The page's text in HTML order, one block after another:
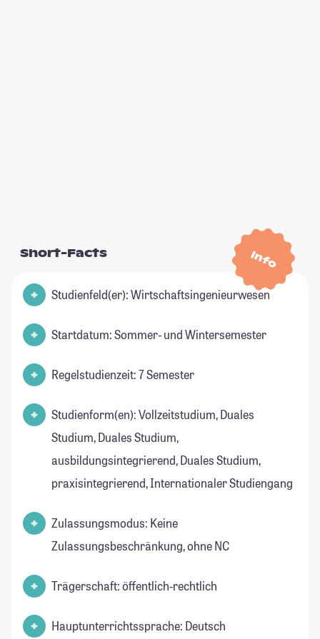
Info
Short-Facts
Studienfeld(er): Wirtschaftsingenieurwesen
Startdatum: Sommer- und Wintersemester
Regelstudienzeit: 7 Semester
Studienform(en): Vollzeitstudium, Duales
Studium, Duales Studium,
ausbildungsintegrierend, Duales Studium,
praxisintegrierend, Internationaler Studiengang
Zulassungsmodus: Keine
Zulassungsbeschränkung, ohne NC
Trägerschaft: öffentlich-rechtlich
Hauptunterrichtssprache: Deutsch